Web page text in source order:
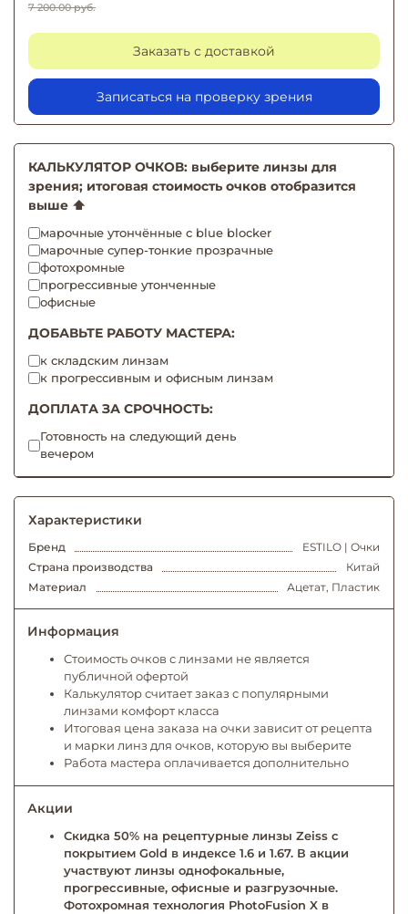
7 200.00 руб.
Заказать с доставкой
Записаться на проверку зрения
КАЛЬКУЛЯТОР ОЧКОВ: выберите линзы для
зрения; итоговая стоимость очков отобразится
выше ⬆️
марочные утончённые с blue blocker
марочные супер-тонкие прозрачные
фотохромные
прогрессивные утонченные
офисные
ДОБАВЬТЕ РАБОТУ МАСТЕРА:
к складским линзам
к прогрессивным и офисным линзам
ДОПЛАТА ЗА СРОЧНОСТЬ:
Готовность на следующий день
вечером
Характеристики
Бренд
ESTILO | Очки
Страна производства
Китай
Материал
Ацетат, Пластик
Информация
Стоимость очков с линзами не является
публичной офертой
Калькулятор считает заказ с популярными
линзами комфорт класса
Итоговая цена заказа на очки зависит от рецепта
и марки линз для очков, которую вы выберите
Работа мастера оплачивается дополнительно
Акции
Скидка 50% на рецептурные линзы Zeiss с
покрытием Gold в индексе 1.6 и 1.67. В акции
участвуют линзы однофокальные,
прогрессивные, офисные и разгрузочные.
Фотохромная технология PhotoFusion X в